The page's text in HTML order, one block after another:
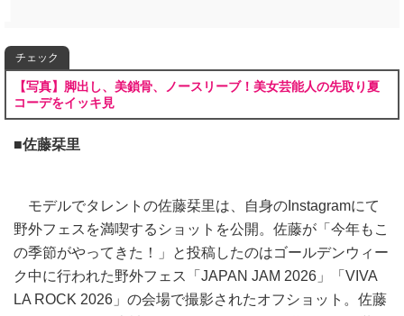
チェック
【写真】脚出し、美鎖骨、ノースリーブ！美女芸能人の先取り夏
コーデをイッキ見
■佐藤栞里
モデルでタレントの佐藤栞里は、自身のInstagramにて
野外フェスを満喫するショットを公開。佐藤が「今年もこ
の季節がやってきた！」と投稿したのはゴールデンウィー
ク中に行われた野外フェス「JAPAN JAM 2026」「VIVA
LA ROCK 2026」の会場で撮影されたオフショット。佐藤